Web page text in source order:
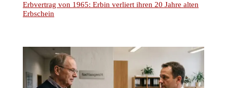
Erbvertrag von 1965: Erbin verliert ihren 20 Jahre alten
Erbschein